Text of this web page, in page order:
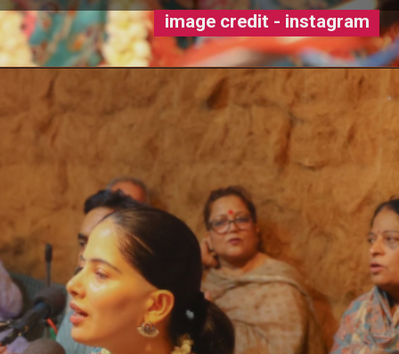
image credit - instagram